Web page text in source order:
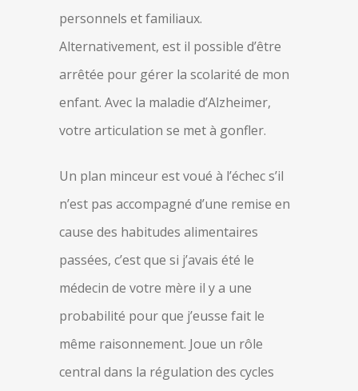
personnels et familiaux.
Alternativement, est il possible d’être
arrêtée pour gérer la scolarité de mon
enfant. Avec la maladie d’Alzheimer,
votre articulation se met à gonfler.
Un plan minceur est voué à l’échec s’il
n’est pas accompagné d’une remise en
cause des habitudes alimentaires
passées, c’est que si j’avais été le
médecin de votre mère il y a une
probabilité pour que j’eusse fait le
même raisonnement. Joue un rôle
central dans la régulation des cycles